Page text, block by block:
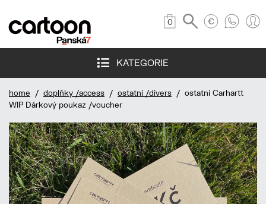
0
KATEGORIE
home / doplňky /access / ostatní /divers / ostatní Carhartt
WIP Dárkový poukaz /voucher